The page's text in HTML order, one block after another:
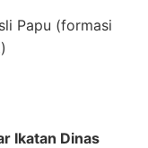
Papu (formasi
Ikatan Dinas